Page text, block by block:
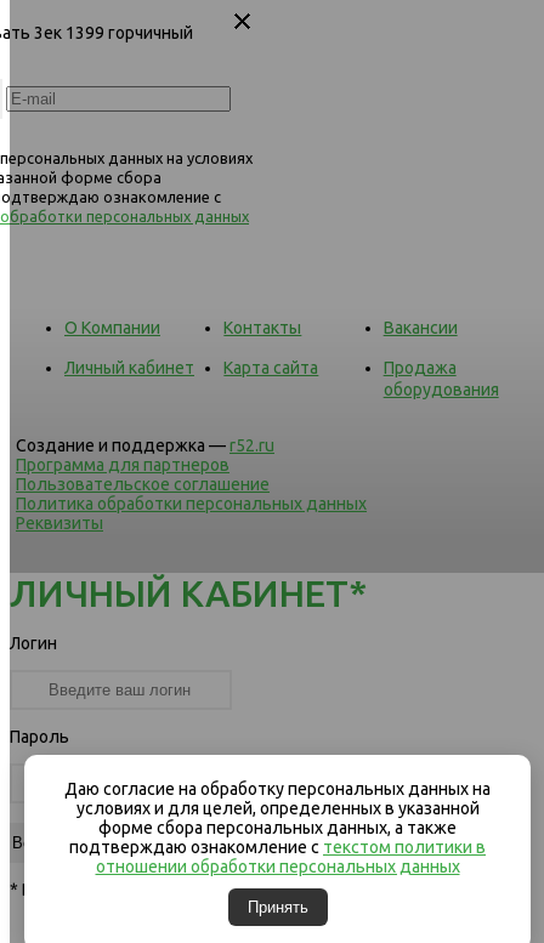
3ек 1399 горчичный
данных на условиях
форме сбора
ознакомление с
персональных данных
О Компании Контакты Вакансии
Личный кабинет Карта сайта
Продажа
оборудования
Создание и поддержка —r52.ru
Программа для партнеров
Пользовательское соглашение
Политика обработки персональных данных
Реквизиты
ЛИЧНЫЙ КАБИНЕТ*
Логин
Пароль
* Вход для клиентов компании
Даю согласие на обработку персональных данных на
условиях и для целей, определенных в указанной
форме сбора персональных данных, а также
подтверждаю ознакомление с текстом политики в
отношении обработки персональных данных
Принять